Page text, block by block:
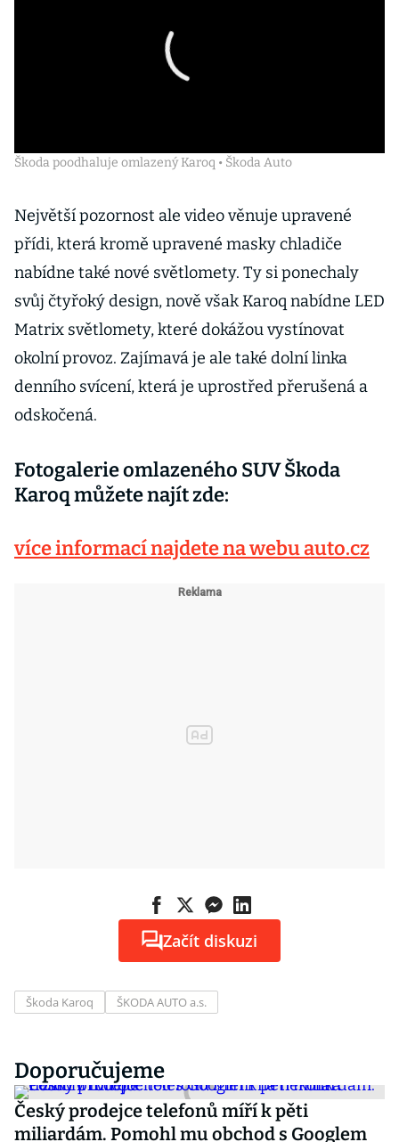
Škoda poodhaluje omlazený Karoq • Škoda Auto
Největší pozornost ale video věnuje upravené
přídi, která kromě upravené masky chladiče
nabídne také nové světlomety. Ty si ponechaly
svůj čtyřoký design, nově však Karoq nabídne LED
Matrix světlomety, které dokážou vystínovat
okolní provoz. Zajímavá je ale také dolní linka
denního svícení, která je uprostřed přerušená a
odskočená.
Fotogalerie omlazeného SUV Škoda
Karoq můžete najít zde:
více informací najdete na webu auto.cz
Začít diskuzi
Škoda Karoq ŠKODA AUTO a.s.
Doporučujeme
Český prodejce telefonů míří k pěti
miliardám. Pomohl mu obchod s Googlem